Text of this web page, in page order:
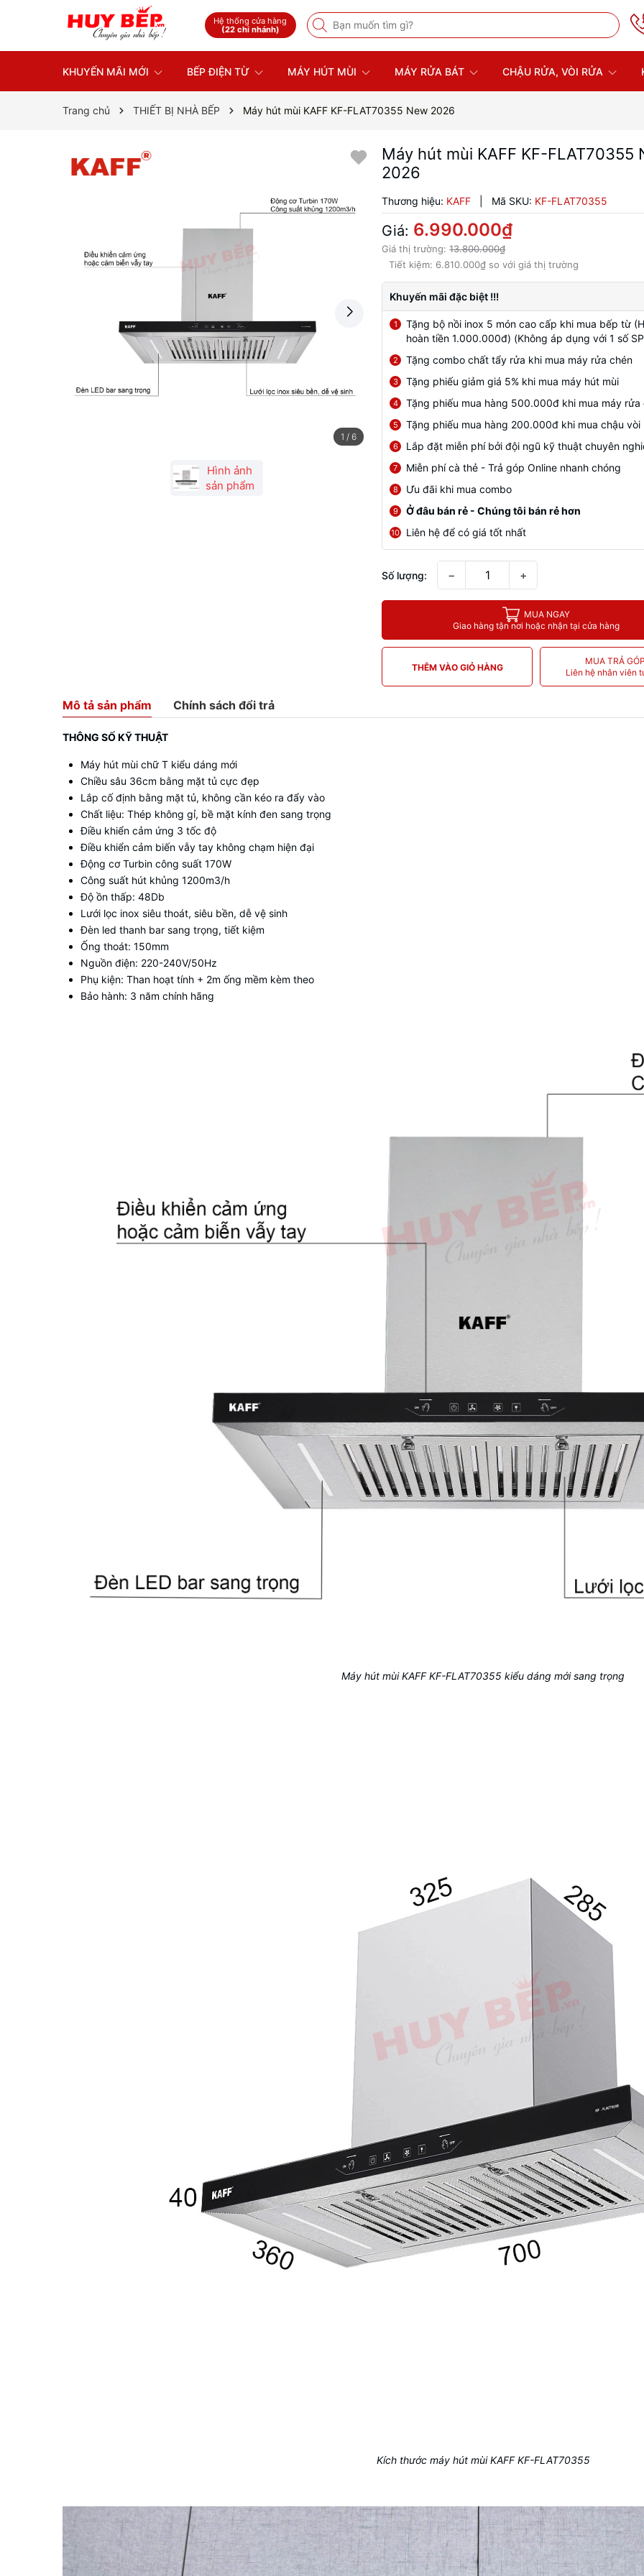
Hệ thống cửa hàng
(22 chi nhánh)
KHUYẾN MÃI MỚI BẾP ĐIỆN TỪ MÁY HÚT MÙI MÁY RỬA BÁT CHẬU RỬA, VÒI RỬA
Trang chủ THIẾT BỊ NHÀ BẾP Máy hút mùi KAFF KF-FLAT70355 New 2026
1 / 6
Hình ảnh
sản phẩm
Máy hút mùi KAFF KF-FLAT70355
2026
Thương hiệu: KAFF Mã SKU: KF-FLAT70355
Giá: 6.990.000₫
Giá thị trường:13.800.000₫
Tiết kiệm: 6.810.000₫ so với giá thị trường
Khuyến mãi đặc biệt !!!
1
Tặng bộ nồi inox 5 món cao cấp khi mua bếp từ
hoàn tiền 1.000.000đ) (Không áp dụng với 1 số
2 Tặng combo chất tẩy rửa khi mua máy rửa chén
3 Tặng phiếu giảm giá 5% khi mua máy hút mùi
4 Tặng phiếu mua hàng 500.000đ khi mua máy rửa
5 Tặng phiếu mua hàng 200.000đ khi mua chậu vòi
6 Lắp đặt miễn phí bởi đội ngũ kỹ thuật chuyên
7 Miễn phí cà thẻ - Trả góp Online nhanh chóng
8 Ưu đãi khi mua combo
9 Ở đâu bán rẻ - Chúng tôi bán rẻ hơn
10 Liên hệ để có giá tốt nhất
Số lượng: − +
MUA NGAY
Giao hàng tận nơi hoặc nhận tại cửa hàng
THÊM VÀO GIỎ HÀNG
MUA TRẢ GÓP
Liên hệ nhân viên
Mô tả sản phẩm Chính sách đổi trả
THÔNG SỐ KỸ THUẬT
Máy hút mùi chữ T kiểu dáng mới
Chiều sâu 36cm bằng mặt tủ cực đẹp
Lắp cố định bằng mặt tủ, không cần kéo ra đẩy vào
Chất liệu: Thép không gỉ, bề mặt kính đen sang trọng
Điều khiển cảm ứng 3 tốc độ
Điều khiển cảm biến vẫy tay không chạm hiện đại
Động cơ Turbin công suất 170W
Công suất hút khủng 1200m3/h
Độ ồn thấp: 48Db
Lưới lọc inox siêu thoát, siêu bền, dễ vệ sinh
Đèn led thanh bar sang trọng, tiết kiệm
Ống thoát: 150mm
Nguồn điện: 220-240V/50Hz
Phụ kiện: Than hoạt tính + 2m ống mềm kèm theo
Bảo hành: 3 năm chính hãng
Máy hút mùi KAFF KF-FLAT70355 kiểu dáng mới sang trọng
Kích thước máy hút mùi KAFF KF-FLAT70355